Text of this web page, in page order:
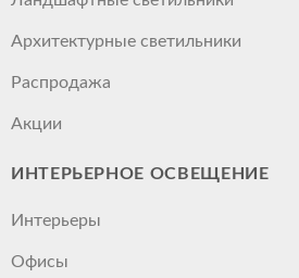
Архитектурные светильники
Распродажа
Акции
ИНТЕРЬЕРНОЕ ОСВЕЩЕНИЕ
Интерьеры
Офисы